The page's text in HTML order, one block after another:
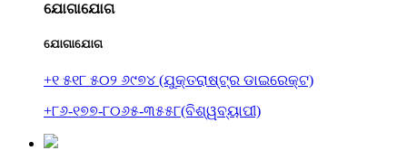
ଯୋଗାଯୋଗ
ଯୋଗାଯୋଗ
+୧ ୫୧୮ ୫୦୨ ୬୯୭୪ (ଯୁକ୍ତରାଷ୍ଟ୍ର ଡାଇରେକ୍ଟ)
+୮୬-୧୭୭-୮୦୬୫-୩୫୫୮(ବିଶ୍ୱବ୍ୟାପୀ)